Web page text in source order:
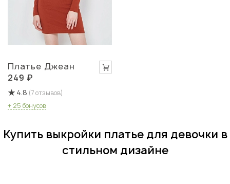
Платье Джеан
249 ₽
4.8 (7 отзывов)
+ 25 бонусов
Купить выкройки платье для девочки в
стильном дизайне